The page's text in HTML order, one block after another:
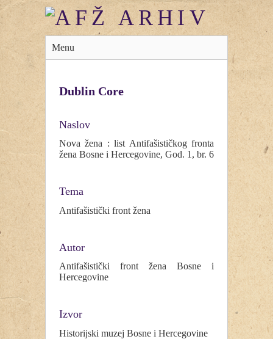
Menu
Dublin Core
Naslov
Nova žena : list Antifašističkog fronta
žena Bosne i Hercegovine, God. 1, br. 6
Tema
Antifašistički front žena
Autor
Antifašistički front žena Bosne i
Hercegovine
Izvor
Historijski muzej Bosne i Hercegovine